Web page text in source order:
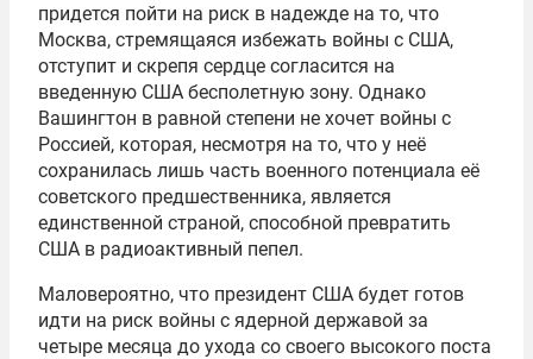
придется пойти на риск в надежде на то, что
Москва, стремящаяся избежать войны с США,
отступит и скрепя сердце согласится на
введенную США бесполетную зону. Однако
Вашингтон в равной степени не хочет войны с
Россией, которая, несмотря на то, что у неё
сохранилась лишь часть военного потенциала её
советского предшественника, является
единственной страной, способной превратить
США в радиоактивный пепел.
Маловероятно, что президент США будет готов
идти на риск войны с ядерной державой за
четыре месяца до ухода со своего высокого поста